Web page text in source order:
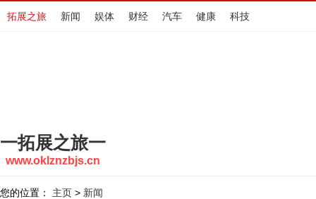
拓展之旅 新闻 娱体 财经 汽车 健康 科技
一拓展之旅一
www.oklznzbjs.cn
您的位置： 主页 > 新闻